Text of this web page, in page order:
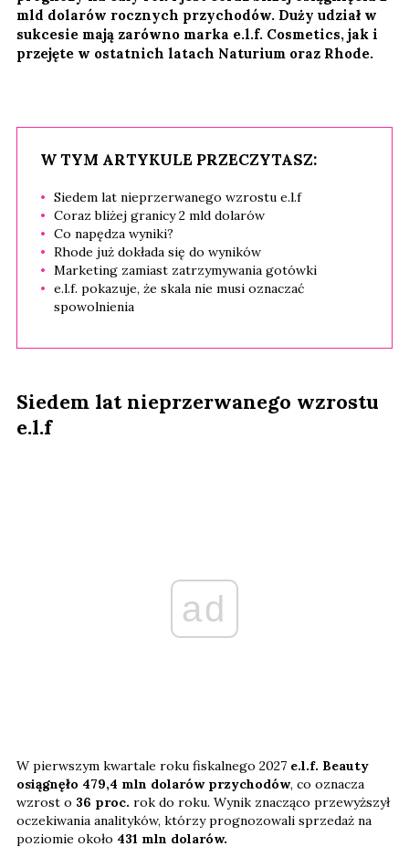
mld dolarów rocznych przychodów. Duży udział w
sukcesie mają zarówno marka e.l.f. Cosmetics, jak i
przejęte w ostatnich latach Naturium oraz Rhode.
W TYM ARTYKULE PRZECZYTASZ:
Siedem lat nieprzerwanego wzrostu e.l.f
Coraz bliżej granicy 2 mld dolarów
Co napędza wyniki?
Rhode już dokłada się do wyników
Marketing zamiast zatrzymywania gotówki
e.l.f. pokazuje, że skala nie musi oznaczać
spowolnienia
Siedem lat nieprzerwanego wzrostu
e.l.f
ad
W pierwszym kwartale roku fiskalnego 2027 e.l.f. Beauty
osiągnęło 479,4 mln dolarów przychodów, co oznacza
wzrost o 36 proc. rok do roku. Wynik znacząco przewyższył
oczekiwania analityków, którzy prognozowali sprzedaż na
poziomie około 431 mln dolarów.